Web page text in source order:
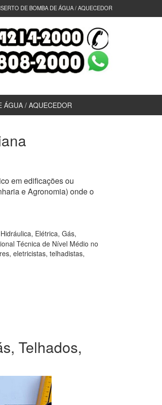
DE BOMBA DE ÁGUA / AQUECEDOR
ÁGUA / AQUECEDOR
em edificações ou
e Agronomia) onde o
Elétrica, Gás,
Técnica de Nível Médio no
eletricistas, telhadistas,
Telhados,